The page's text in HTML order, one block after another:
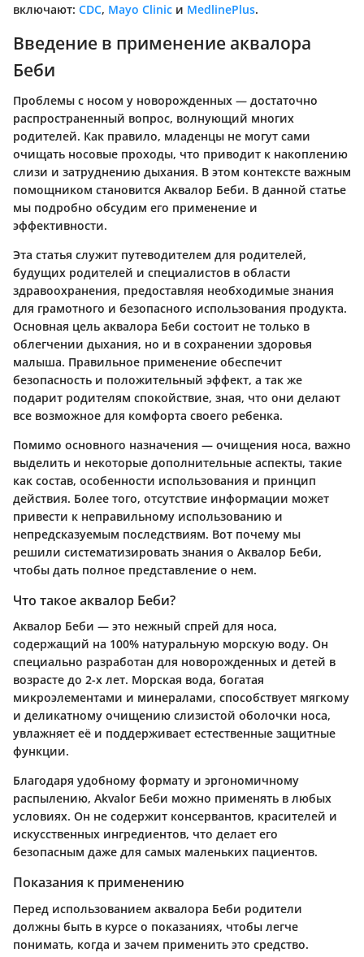
включают: CDC, Mayo Clinic и MedlinePlus.
Введение в применение аквалора
Беби
Проблемы с носом у новорожденных — достаточно
распространенный вопрос, волнующий многих
родителей. Как правило, младенцы не могут сами
очищать носовые проходы, что приводит к накоплению
слизи и затруднению дыхания. В этом контексте важным
помощником становится Аквалор Беби. В данной статье
мы подробно обсудим его применение и
эффективности.
Эта статья служит путеводителем для родителей,
будущих родителей и специалистов в области
здравоохранения, предоставляя необходимые знания
для грамотного и безопасного использования продукта.
Основная цель аквалора Беби состоит не только в
облегчении дыхания, но и в сохранении здоровья
малыша. Правильное применение обеспечит
безопасность и положительный эффект, а так же
подарит родителям спокойствие, зная, что они делают
все возможное для комфорта своего ребенка.
Помимо основного назначения — очищения носа, важно
выделить и некоторые дополнительные аспекты, такие
как состав, особенности использования и принцип
действия. Более того, отсутствие информации может
привести к неправильному использованию и
непредсказуемым последствиям. Вот почему мы
решили систематизировать знания о Аквалор Беби,
чтобы дать полное представление о нем.
Что такое аквалор Беби?
Аквалор Беби — это нежный спрей для носа,
содержащий на 100% натуральную морскую воду. Он
специально разработан для новорожденных и детей в
возрасте до 2-х лет. Морская вода, богатая
микроэлементами и минералами, способствует мягкому
и деликатному очищению слизистой оболочки носа,
увлажняет её и поддерживает естественные защитные
функции.
Благодаря удобному формату и эргономичному
распылению, Akvalor Беби можно применять в любых
условиях. Он не содержит консервантов, красителей и
искусственных ингредиентов, что делает его
безопасным даже для самых маленьких пациентов.
Показания к применению
Перед использованием аквалора Беби родители
должны быть в курсе о показаниях, чтобы легче
понимать, когда и зачем применить это средство.